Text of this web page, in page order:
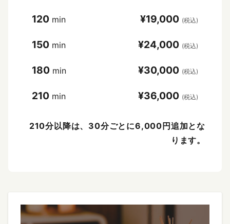
120 min ¥19,000 (税込)
150 min ¥24,000 (税込)
180 min ¥30,000 (税込)
210 min ¥36,000 (税込)
210分以降は、30分ごとに6,000円追加とな
ります。